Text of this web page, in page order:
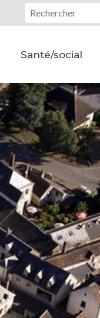
Votre recherche :
Santé/social